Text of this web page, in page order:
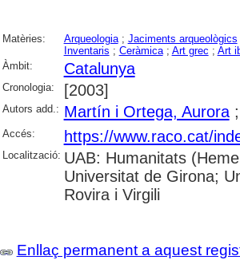
Matèries: Arqueologia; Jaciments arqueològics
Inventaris ; Ceràmica; Art grec ; Art
Àmbit:
Catalunya
Cronologia: [2003]
Autors add.: Martín i Ortega, Aurora
Accés: https://www.raco.cat/
Localització: UAB: Humanitats
Universitat de Girona;
Rovira i Virgili
Enllaç permanent a aquest